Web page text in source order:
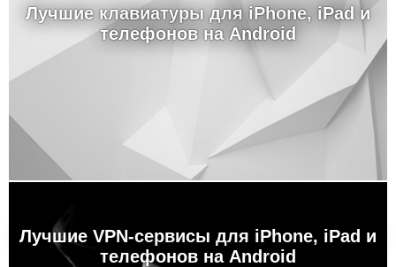
Лучшие клавиатуры для iPhone, iPad и
телефонов на Android
Лучшие VPN-сервисы для iPhone, iPad и
телефонов на Android